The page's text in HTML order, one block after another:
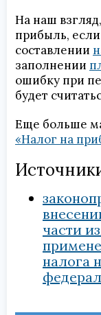
На наш
прибыль,
составлении
заполнении
ошибку при
будет
Еще больше
«Налог на
части
налога